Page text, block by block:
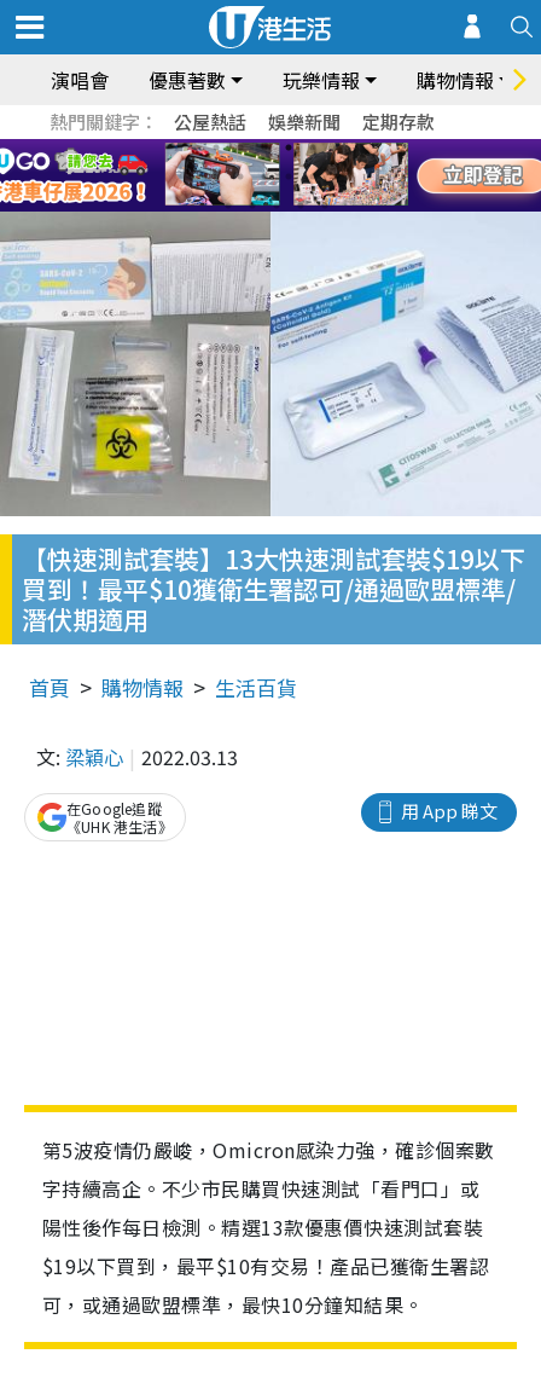
演唱會 優惠著數 玩樂情報 購物情報
熱門關鍵字： 公屋熱話 娛樂新聞 定期存款
【快速測試套裝】13大快速測試套裝$19以下
買到！最平$10獲衛生署認可/通過歐盟標準/
潛伏期適用
首頁 購物情報 生活百貨
文: 梁穎心 2022.03.13
用 App 睇文
在Google追蹤
《UHK 港生活》
第5波疫情仍嚴峻，Omicron感染力強，確診個案數
字持續高企。不少市民購買快速測試「看門口」或
陽性後作每日檢測。精選13款優惠價快速測試套裝
$19以下買到，最平$10有交易！產品已獲衛生署認
可，或通過歐盟標準，最快10分鐘知結果。